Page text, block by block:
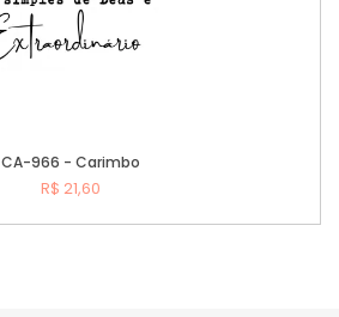
CA-966 - Carimbo
R$ 21,60